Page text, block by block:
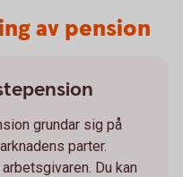
av pension
grundar sig på
parter.
Du kan